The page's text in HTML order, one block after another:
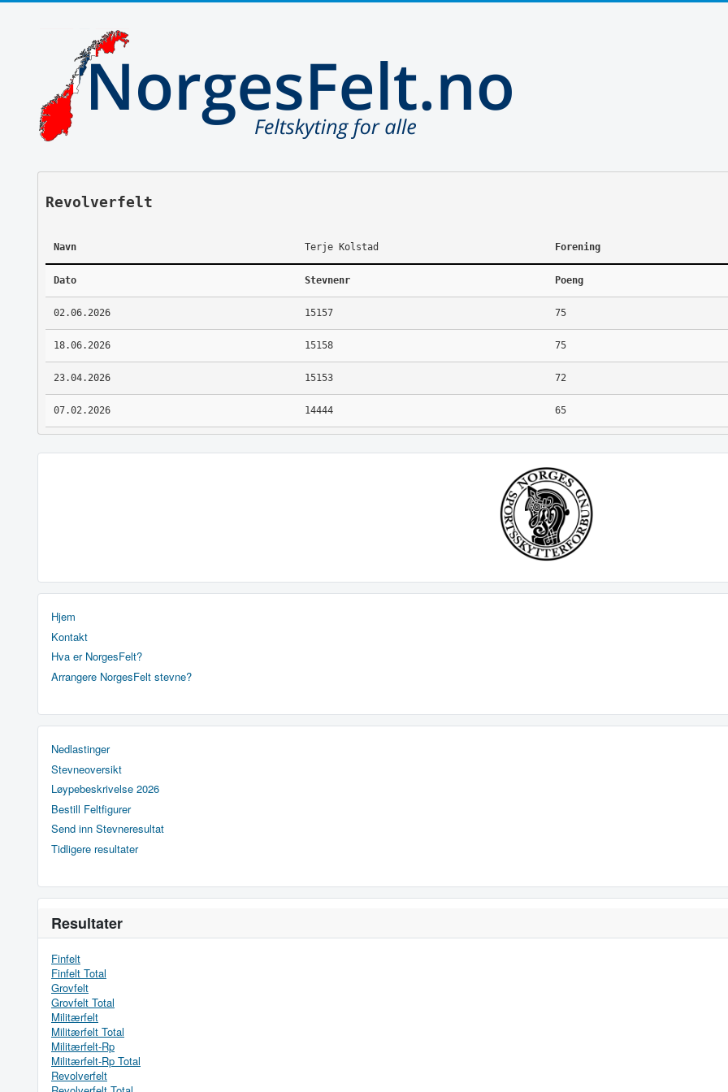
Revolverfelt
Navn Terje Kolstad Forening
Dato Stevnenr Poeng
02.06.2026 15157 75
18.06.2026 15158 75
23.04.2026 15153 72
07.02.2026 14444 65
Hjem
Kontakt
Hva er NorgesFelt?
Arrangere NorgesFelt stevne?
Nedlastinger
Stevneoversikt
Løypebeskrivelse 2026
Bestill Feltfigurer
Send inn Stevneresultat
Tidligere resultater
Resultater
Finfelt
Finfelt Total
Grovfelt
Grovfelt Total
Militærfelt
Militærfelt Total
Militærfelt-Rp
Militærfelt-Rp Total
Revolverfelt